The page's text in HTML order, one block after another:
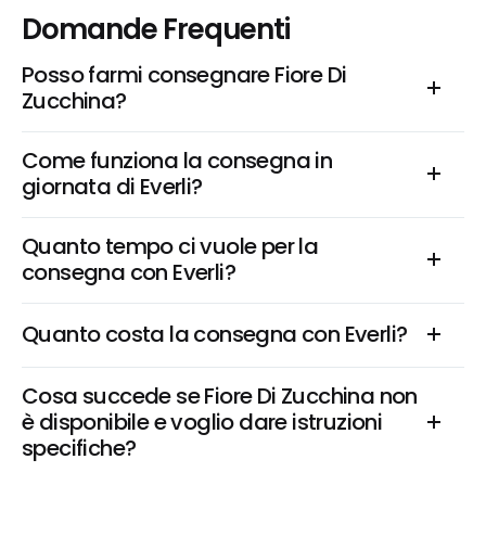
Domande Frequenti
Posso farmi consegnare Fiore Di
Zucchina?
Come funziona la consegna in
giornata di Everli?
Quanto tempo ci vuole per la
consegna con Everli?
Quanto costa la consegna con Everli?
Cosa succede se Fiore Di Zucchina non
è disponibile e voglio dare istruzioni
specifiche?